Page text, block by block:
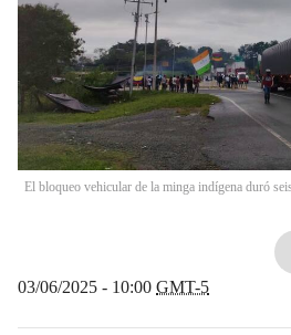
El bloqueo vehicular de la minga indígena duró
03/06/2025 - 10:00 GMT-5